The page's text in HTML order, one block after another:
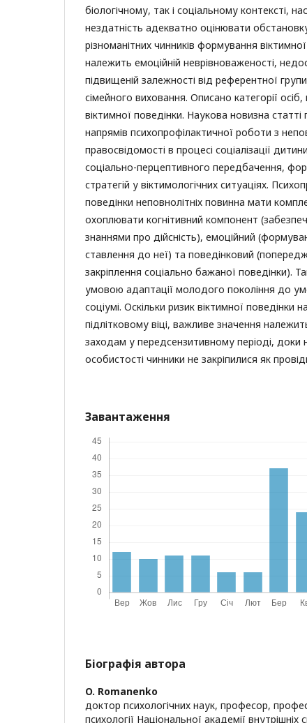
біологічному, так і соціальному контексті,
нездатність адекватно оцінювати
різноманітних чинників формування
належить емоційній неврівноваженості,
підвищеній залежності від референтної
сімейного виховання. Описано категорії
віктимної поведінки. Наукова новизна статті
напрямів психопрофілактичної роботи з
правосвідомості в процесі соціалізації
соціально-перцептивного передбачення,
стратегій у віктимологічних ситуаціях.
поведінки неповнолітніх повинна мати
охоплювати когнітивний компонент
знаннями про дійсність), емоційний
ставлення до неї) та поведінковий
закріплення соціально бажаної поведінки).
умовою адаптації молодого покоління до
соціумі. Оскільки ризик віктимної поведінки
підлітковому віці, важливе значення
заходам у передсензитивному періоді, доки
особистості чинники не закріпилися як
Завантаження
Біографія автора
O. Romanenko
доктор психологічних наук, професор,
психології Національної академії внутрішніх